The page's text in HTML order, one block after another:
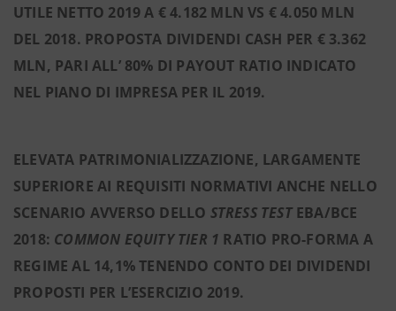
UTILE NETTO 2019 A € 4.182 MLN VS € 4.050 MLN
DEL 2018. PROPOSTA DIVIDENDI CASH PER € 3.362
MLN, PARI ALL’ 80% DI PAYOUT RATIO INDICATO
NEL PIANO DI IMPRESA PER IL 2019.
ELEVATA PATRIMONIALIZZAZIONE, LARGAMENTE
SUPERIORE AI REQUISITI NORMATIVI ANCHE NELLO
SCENARIO AVVERSO DELLO STRESS TESTEBA/BCE
2018: COMMON EQUITY TIER 1 RATIO PRO-FORMA A
REGIME AL 14,1% TENENDO CONTO DEI DIVIDENDI
PROPOSTI PER L’ESERCIZIO 2019.